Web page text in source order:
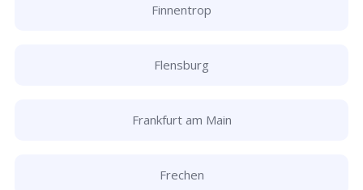
Finnentrop
Flensburg
Frankfurt am Main
Frechen